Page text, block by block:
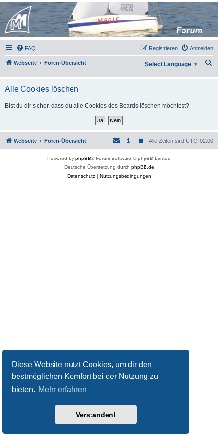
Diese Website nutzt Cookies, um dir den
bestmöglichen Komfort bei der Nutzung zu
bieten. Mehr erfahren
Verstanden!
Micro Magic Forum
Deutschland
FAQ Anmelden
Registrieren
Webseite Foren-Übersicht
h
Select Language ▼
Alle Cookies löschen
Bist du dir sicher, dass du alle Cookies des Boards löschen möchtest?
Webseite Foren-Übersicht Alle Zeiten sind UTC+02:00
Powered by phpBB® Forum Software © phpBB Limited
Deutsche Übersetzung durch phpBB.de
Datenschutz| Nutzungsbedingungen